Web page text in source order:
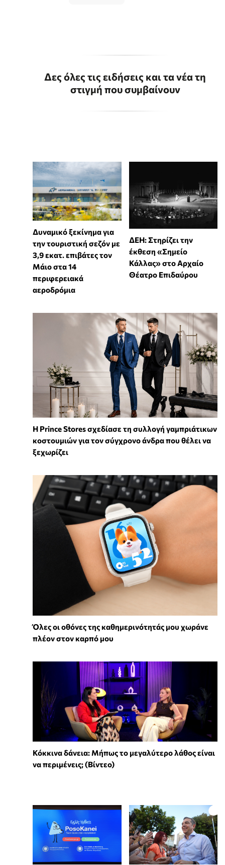
Δες όλες τις ειδήσεις και τα νέα τη
στιγμή που συμβαίνουν
Δυναμικό ξεκίνημα για
την τουριστική σεζόν με
3,9 εκατ. επιβάτες τον
Μάιο στα 14
περιφερειακά
αεροδρόμια
ΔΕΗ: Στηρίζει την
έκθεση «Σημείο
Κάλλας» στο Αρχαίο
Θέατρο Επιδαύρου
Η Prince Stores σχεδίασε τη συλλογή γαμπριάτικων
κοστουμιών για τον σύγχρονο άνδρα που θέλει να
ξεχωρίζει
Όλες οι οθόνες της καθημερινότητάς μου χωράνε
πλέον στον καρπό μου
Κόκκινα δάνεια: Μήπως το μεγαλύτερο λάθος είναι
να περιμένεις; (Βίντεο)